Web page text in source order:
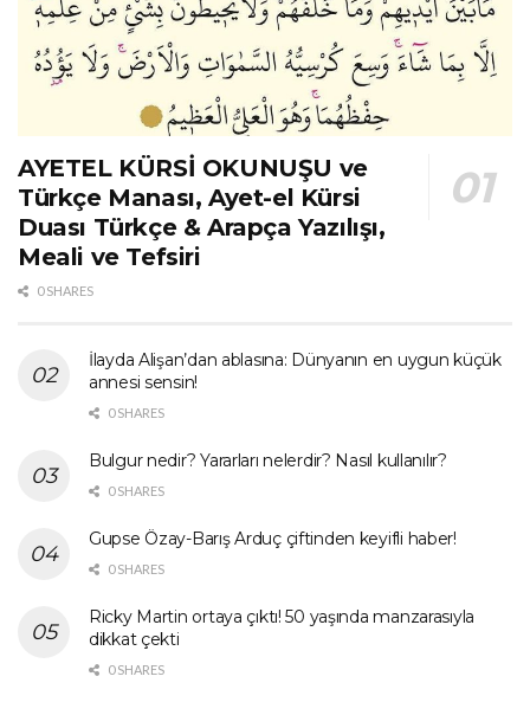
AYETEL KÜRSİ OKUNUŞU ve
Türkçe Manası, Ayet-el Kürsi
Duası Türkçe & Arapça Yazılışı,
Meali ve Tefsiri
0 SHARES
İlayda Alişan’dan ablasına: Dünyanın en uygun küçük
annesi sensin!
0 SHARES
Bulgur nedir? Yararları nelerdir? Nasıl kullanılır?
0 SHARES
Gupse Özay-Barış Arduç çiftinden keyifli haber!
0 SHARES
Ricky Martin ortaya çıktı! 50 yaşında manzarasıyla
dikkat çekti
0 SHARES